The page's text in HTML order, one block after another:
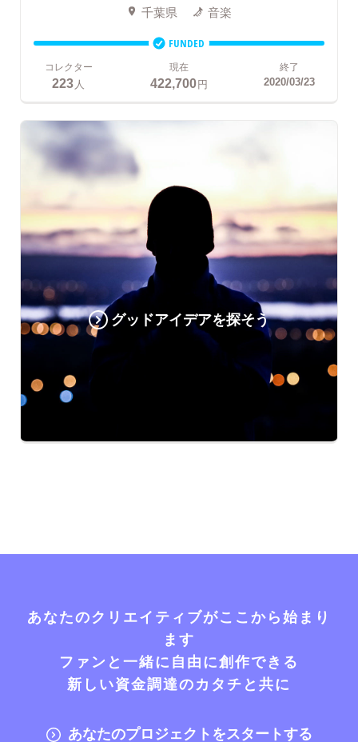
千葉県 音楽
FUNDED
コレクター
223人
現在
422,700円
終了
2020/03/23
グッドアイデアを探そう
あなたのクリエイティブがここから始まり
ます
ファンと一緒に自由に創作できる
新しい資金調達のカタチと共に
あなたのプロジェクトをスタートする